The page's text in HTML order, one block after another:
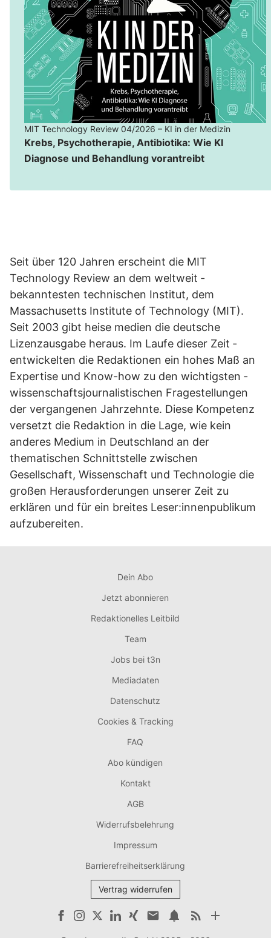
MIT Technology Review 04/2026 – KI in der Medizin
Krebs, Psychotherapie, Antibiotika: Wie KI
Diagnose und Behandlung vorantreibt
Seit über 120 Jahren erscheint die MIT
Technology Review an dem weltweit ­
bekanntesten ­technischen Institut, dem
Massachusetts Institute of Technology (MIT).
Seit 2003 gibt heise medien die deutsche
Lizenzausgabe heraus. Im Laufe dieser ­Zeit ­
entwickelten die Redaktionen ein hohes Maß an
Expertise und Know-how zu den wichtigsten ­
wissenschaftsjournalistischen Fragestellungen
der vergangenen Jahrzehnte. Diese Kompetenz
versetzt die Redaktion in die Lage, wie kein
anderes Medium in Deutschland an der
thematischen Schnittstelle zwischen
Gesellschaft, Wissenschaft und Technologie die
großen Herausforderungen unserer Zeit zu
erklären und für ein breites Leser:innenpublikum
aufzubereiten.
Dein Abo
Jetzt abonnieren
Redaktionelles Leitbild
Team
Jobs bei t3n
Mediadaten
Datenschutz
Cookies & Tracking
FAQ
Abo kündigen
Kontakt
AGB
Widerrufsbelehrung
Impressum
Barrierefreiheitserklärung
Vertrag widerrufen